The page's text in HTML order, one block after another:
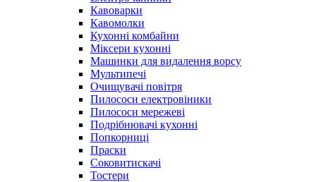
Кавоварки
Кавомолки
Кухонні комбайни
Міксери кухонні
Машинки для видалення ворсу
Мультипечі
Очищувачі повітря
Пилососи електровіники
Пилососи мережеві
Подрібнювачі кухонні
Попкорниці
Праски
Соковитискачі
Тостери